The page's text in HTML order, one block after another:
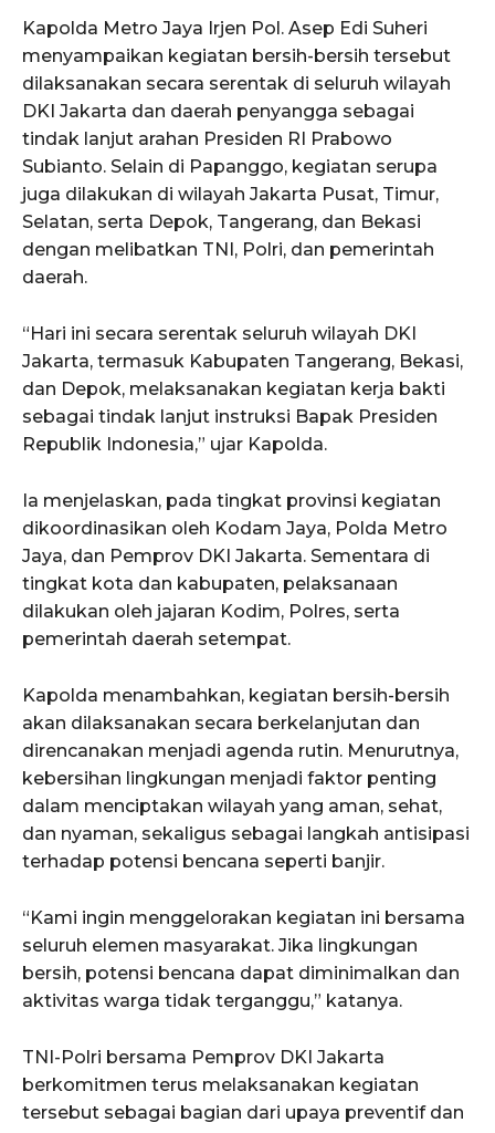
Kapolda Metro Jaya Irjen Pol. Asep Edi Suheri
menyampaikan kegiatan bersih-bersih tersebut
dilaksanakan secara serentak di seluruh wilayah
DKI Jakarta dan daerah penyangga sebagai
tindak lanjut arahan Presiden RI Prabowo
Subianto. Selain di Papanggo, kegiatan serupa
juga dilakukan di wilayah Jakarta Pusat, Timur,
Selatan, serta Depok, Tangerang, dan Bekasi
dengan melibatkan TNI, Polri, dan pemerintah
daerah.
“Hari ini secara serentak seluruh wilayah DKI
Jakarta, termasuk Kabupaten Tangerang, Bekasi,
dan Depok, melaksanakan kegiatan kerja bakti
sebagai tindak lanjut instruksi Bapak Presiden
Republik Indonesia,” ujar Kapolda.
Ia menjelaskan, pada tingkat provinsi kegiatan
dikoordinasikan oleh Kodam Jaya, Polda Metro
Jaya, dan Pemprov DKI Jakarta. Sementara di
tingkat kota dan kabupaten, pelaksanaan
dilakukan oleh jajaran Kodim, Polres, serta
pemerintah daerah setempat.
Kapolda menambahkan, kegiatan bersih-bersih
akan dilaksanakan secara berkelanjutan dan
direncanakan menjadi agenda rutin. Menurutnya,
kebersihan lingkungan menjadi faktor penting
dalam menciptakan wilayah yang aman, sehat,
dan nyaman, sekaligus sebagai langkah antisipasi
terhadap potensi bencana seperti banjir.
“Kami ingin menggelorakan kegiatan ini bersama
seluruh elemen masyarakat. Jika lingkungan
bersih, potensi bencana dapat diminimalkan dan
aktivitas warga tidak terganggu,” katanya.
TNI-Polri bersama Pemprov DKI Jakarta
berkomitmen terus melaksanakan kegiatan
tersebut sebagai bagian dari upaya preventif dan